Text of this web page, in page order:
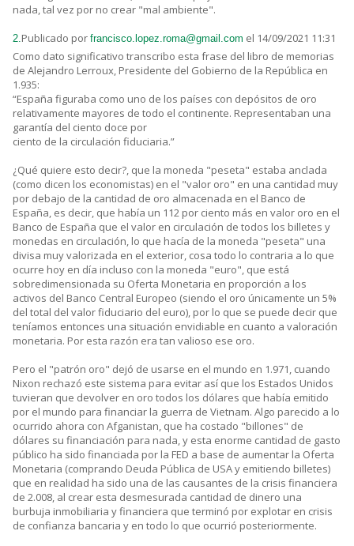
nada, tal vez por no crear "mal ambiente".
2.Publicado por francisco.lopez.roma@gmail.com el 14/09/2021 11:31
Como dato significativo transcribo esta frase del libro de memorias
de Alejandro Lerroux, Presidente del Gobierno de la República en
1.935:
“España figuraba como uno de los países con depósitos de oro
relativamente mayores de todo el continente. Representaban una
garantía del ciento doce por
ciento de la circulación fiduciaria.”
¿Qué quiere esto decir?, que la moneda "peseta" estaba anclada
(como dicen los economistas) en el "valor oro" en una cantidad muy
por debajo de la cantidad de oro almacenada en el Banco de
España, es decir, que había un 112 por ciento más en valor oro en el
Banco de España que el valor en circulación de todos los billetes y
monedas en circulación, lo que hacía de la moneda "peseta" una
divisa muy valorizada en el exterior, cosa todo lo contraria a lo que
ocurre hoy en día incluso con la moneda "euro", que está
sobredimensionada su Oferta Monetaria en proporción a los
activos del Banco Central Europeo (siendo el oro únicamente un 5%
del total del valor fiduciario del euro), por lo que se puede decir que
teníamos entonces una situación envidiable en cuanto a valoración
monetaria. Por esta razón era tan valioso ese oro.
Pero el "patrón oro" dejó de usarse en el mundo en 1.971, cuando
Nixon rechazó este sistema para evitar así que los Estados Unidos
tuvieran que devolver en oro todos los dólares que había emitido
por el mundo para financiar la guerra de Vietnam. Algo parecido a lo
ocurrido ahora con Afganistan, que ha costado "billones" de
dólares su financiación para nada, y esta enorme cantidad de gasto
público ha sido financiada por la FED a base de aumentar la Oferta
Monetaria (comprando Deuda Pública de USA y emitiendo billetes)
que en realidad ha sido una de las causantes de la crisis financiera
de 2.008, al crear esta desmesurada cantidad de dinero una
burbuja inmobiliaria y financiera que terminó por explotar en crisis
de confianza bancaria y en todo lo que ocurrió posteriormente.